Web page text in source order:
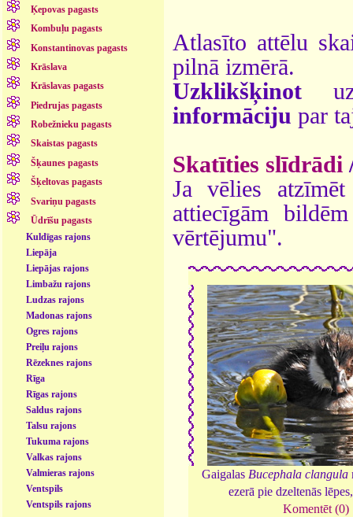
Ķepovas pagasts
Kombuļu pagasts
Konstantinovas pagasts
Krāslava
Krāslavas pagasts
Piedrujas pagasts
Robežnieku pagasts
Skaistas pagasts
Šķaunes pagasts
Šķeltovas pagasts
Svariņu pagasts
Ūdrīšu pagasts
Kuldīgas rajons
Liepāja
Liepājas rajons
Limbažu rajons
Ludzas rajons
Madonas rajons
Ogres rajons
Preiļu rajons
Rēzeknes rajons
Rīga
Rīgas rajons
Saldus rajons
Talsu rajons
Tukuma rajons
Valkas rajons
Valmieras rajons
Ventspils
Ventspils rajons
Atlasīto attēlu
pilnā izmērā.
Uzklikšķinot
informāciju par
Skatīties slīdrādi
Ja vēlies
attiecīgām
vērtējumu".
Gaigalas Bucephala clangula
ezerā pie dzeltenās
Komentēt (0)